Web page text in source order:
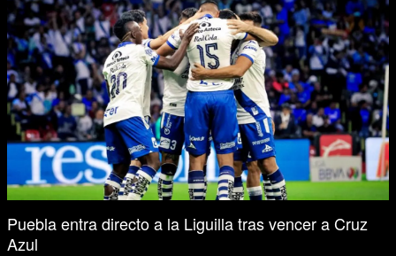
Puebla entra directo a la Liguilla tras vencer a Cruz
Azul